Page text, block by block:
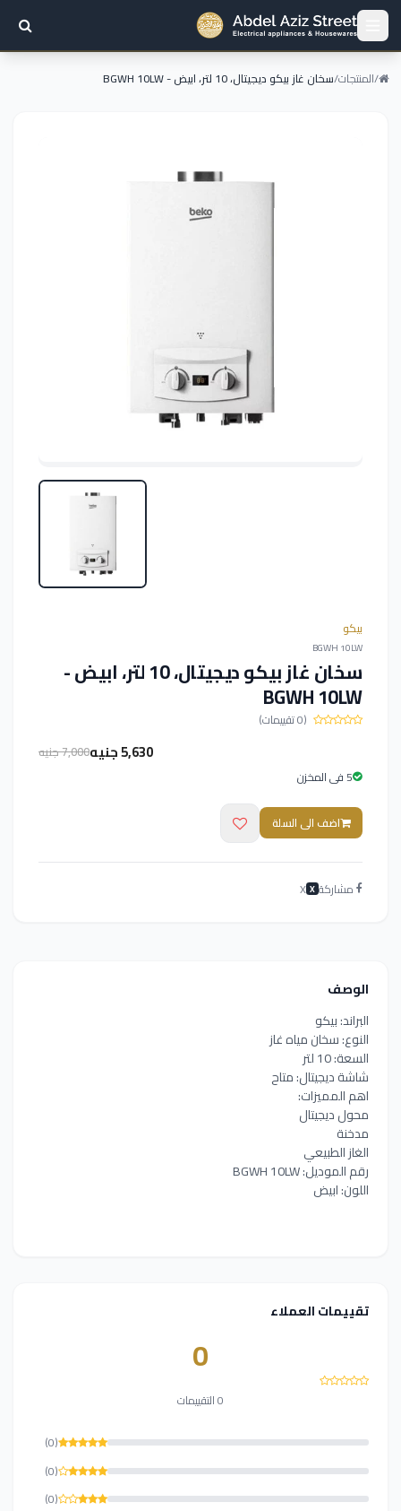
/المنتجات/سخان غاز بيكو ديجيتال، 10 لتر، ابيض - BGWH 10LW
بيكو
BGWH 10LW
سخان غاز بيكو ديجيتال، 10 لتر، ابيض -
BGWH 10LW
(0 تقييمات)
5,630 جنيه
7,000 جنيه
5 فى المخزن
اضف الى السلة
مشاركة X
X
الوصف
البراند: بيكو
النوع: سخان مياه غاز
السعة: 10 لتر
شاشة ديجيتال: متاح
اهم المميزات:
محول ديجيتال
مدخنة
الغاز الطبيعي
رقم الموديل: BGWH 10LW
اللون: ابيض
تقييمات العملاء
0
0 التقييمات
(0)
(0)
(0)